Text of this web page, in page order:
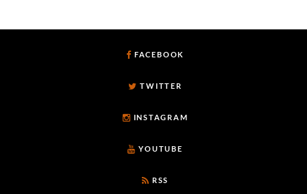
FACEBOOK
TWITTER
INSTAGRAM
YOUTUBE
RSS